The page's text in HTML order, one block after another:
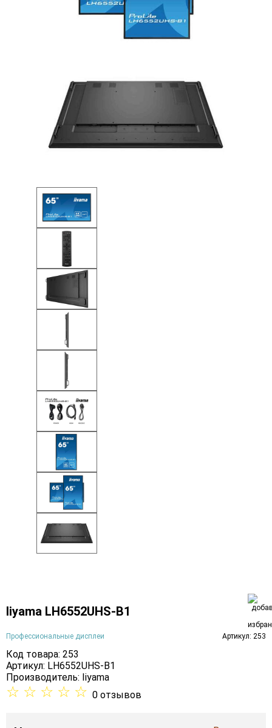
Iiyama LH6552UHS-B1
Профессиональные дисплеи Артикул: 253
Код товара: 253
Артикул: LH6552UHS-B1
Производитель: Iiyama
☆ ☆ ☆ ☆ ☆ 0 отзывов